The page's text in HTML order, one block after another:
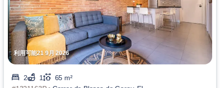
利用可能21 9月 2026
2 1
65 m²